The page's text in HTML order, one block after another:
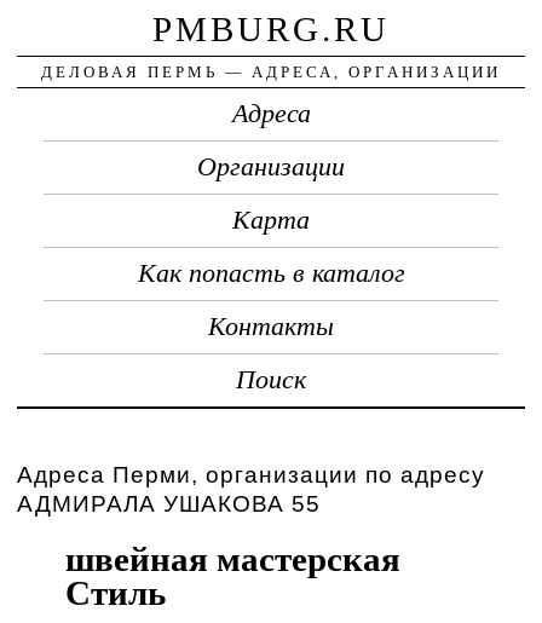
PMBURG.RU
ДЕЛОВАЯ ПЕРМЬ — АДРЕСА, ОРГАНИЗАЦИИ
Адреса
Организации
Карта
Как попасть в каталог
Контакты
Поиск
Адреса Перми, организации по адресу
АДМИРАЛА УШАКОВА 55
швейная мастерская
Стиль